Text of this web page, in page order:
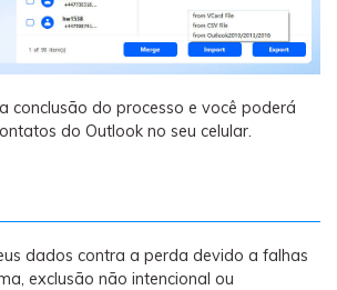
conclusão do processo e você poderá
do Outlook no seu celular.
dados contra a perda devido a falhas
exclusão não intencional ou